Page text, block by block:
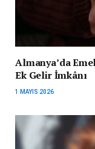
Almanya’da
Ek Gelir İmkânı
1 MAYIS 2026